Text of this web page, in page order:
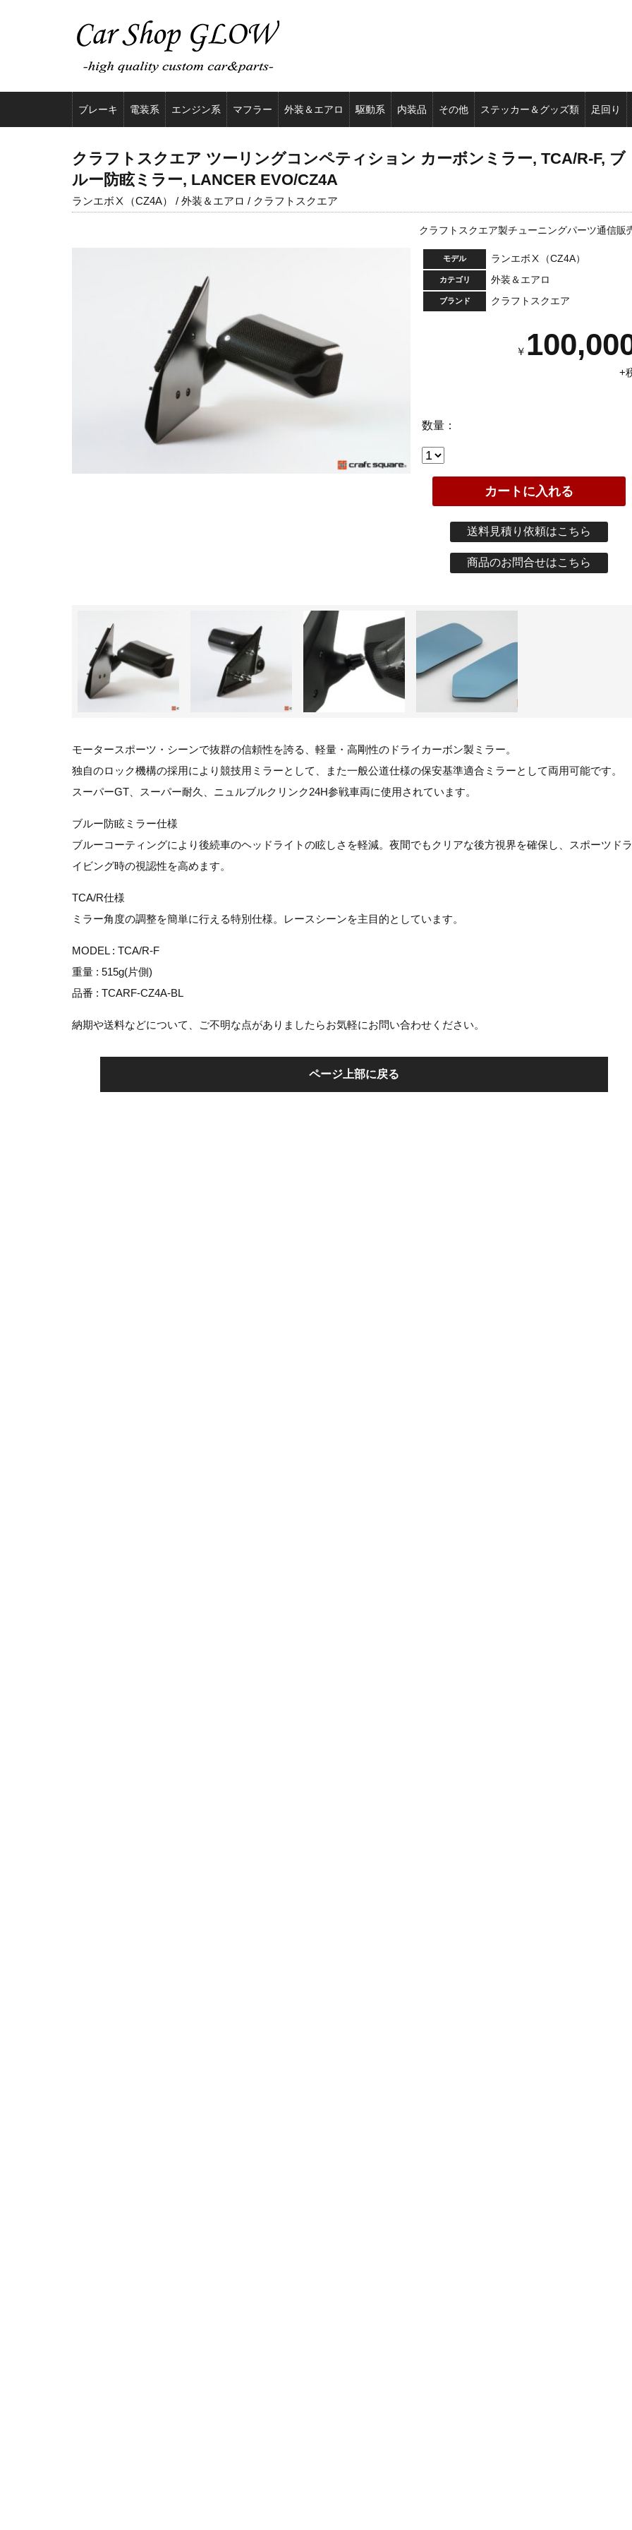
ブレーキ 電装系 エンジン系 マフラー 外装＆エアロ 駆動系 内装品 その他 ステッカー＆グッズ類 足回り
クラフトスクエア ツーリングコンペティション カーボンミラー, TCA/R-F, ブ
ルー防眩ミラー, LANCER EVO/CZ4A
ランエボⅩ（CZ4A） / 外装＆エアロ / クラフトスクエア
クラフトスクエア製チューニングパーツ通信販
モデル ランエボⅩ（CZ4A）
カテゴリ 外装＆エアロ
ブランド クラフトスクエア
￥
+
数量：
モータースポーツ・シーンで抜群の信頼性を誇る、軽量・高剛性のドライカーボン製ミラー。
独自のロック機構の採用により競技用ミラーとして、また一般公道仕様の保安基準適合ミラーとして両用可能です。
スーパーGT、スーパー耐久、ニュルブルクリンク24H参戦車両に使用されています。
ブルー防眩ミラー仕様
ブルーコーティングにより後続車のヘッドライトの眩しさを軽減。夜間でもクリアな後方視界を確保し、スポーツドラ
イビング時の視認性を高めます。
TCA/R仕様
ミラー角度の調整を簡単に行える特別仕様。レースシーンを主目的としています。
MODEL : TCA/R-F
重量 : 515g(片側)
品番 : TCARF-CZ4A-BL
納期や送料などについて、ご不明な点がありましたらお気軽にお問い合わせください。
ページ上部に戻る